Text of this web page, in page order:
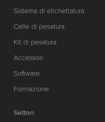
Sistema di etichettatura
Celle di pesatura
Kit di pesatura
Accessori
Software
Formazione
Settori